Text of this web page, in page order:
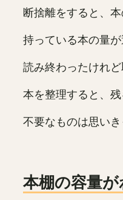
断捨離をすると、
持っている本の量
読み終わったけれ
本を整理すると、
不要なものは思い
本棚の容量